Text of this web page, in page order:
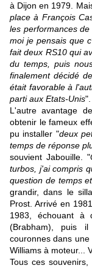
à Dijon en 1979.
place à François
les performances
moi je pensais que
fait deux RS10 qui
du temps, puis
finalement décidé
était favorable à
parti aux Etats-Unis".
L'autre avantage
obtenir le fameux
pu installer "deux
temps de réponse
souvient Jabouille. "
turbos, j'ai compris
question de temps
grandir, dans le
Prost. Arrivé en
1983, échouant à
(Brabham), puis
couronnes dans
Williams à moteur...
Tous ces